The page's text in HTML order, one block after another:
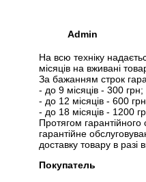
Admin
На всю техніку
місяців на вживані
За бажанням строк
- до 9 місяців - 300 грн;
- до 12 місяців - 600
- до 18 місяців - 1200
Протягом
гарантійне
доставку товару в разі
Покупатель